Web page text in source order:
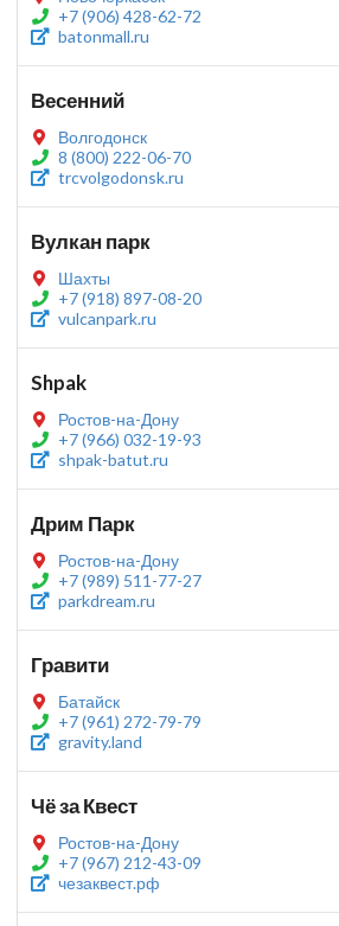
+7 (906) 428-62-72
batonmall.ru
Весенний
Волгодонск
8 (800) 222-06-70
trcvolgodonsk.ru
Вулкан парк
Шахты
+7 (918) 897-08-20
vulcanpark.ru
Shpak
Ростов-на-Дону
+7 (966) 032-19-93
shpak-batut.ru
Дрим Парк
Ростов-на-Дону
+7 (989) 511-77-27
parkdream.ru
Гравити
Батайск
+7 (961) 272-79-79
gravity.land
Чё за Квест
Ростов-на-Дону
+7 (967) 212-43-09
чезаквест.рф